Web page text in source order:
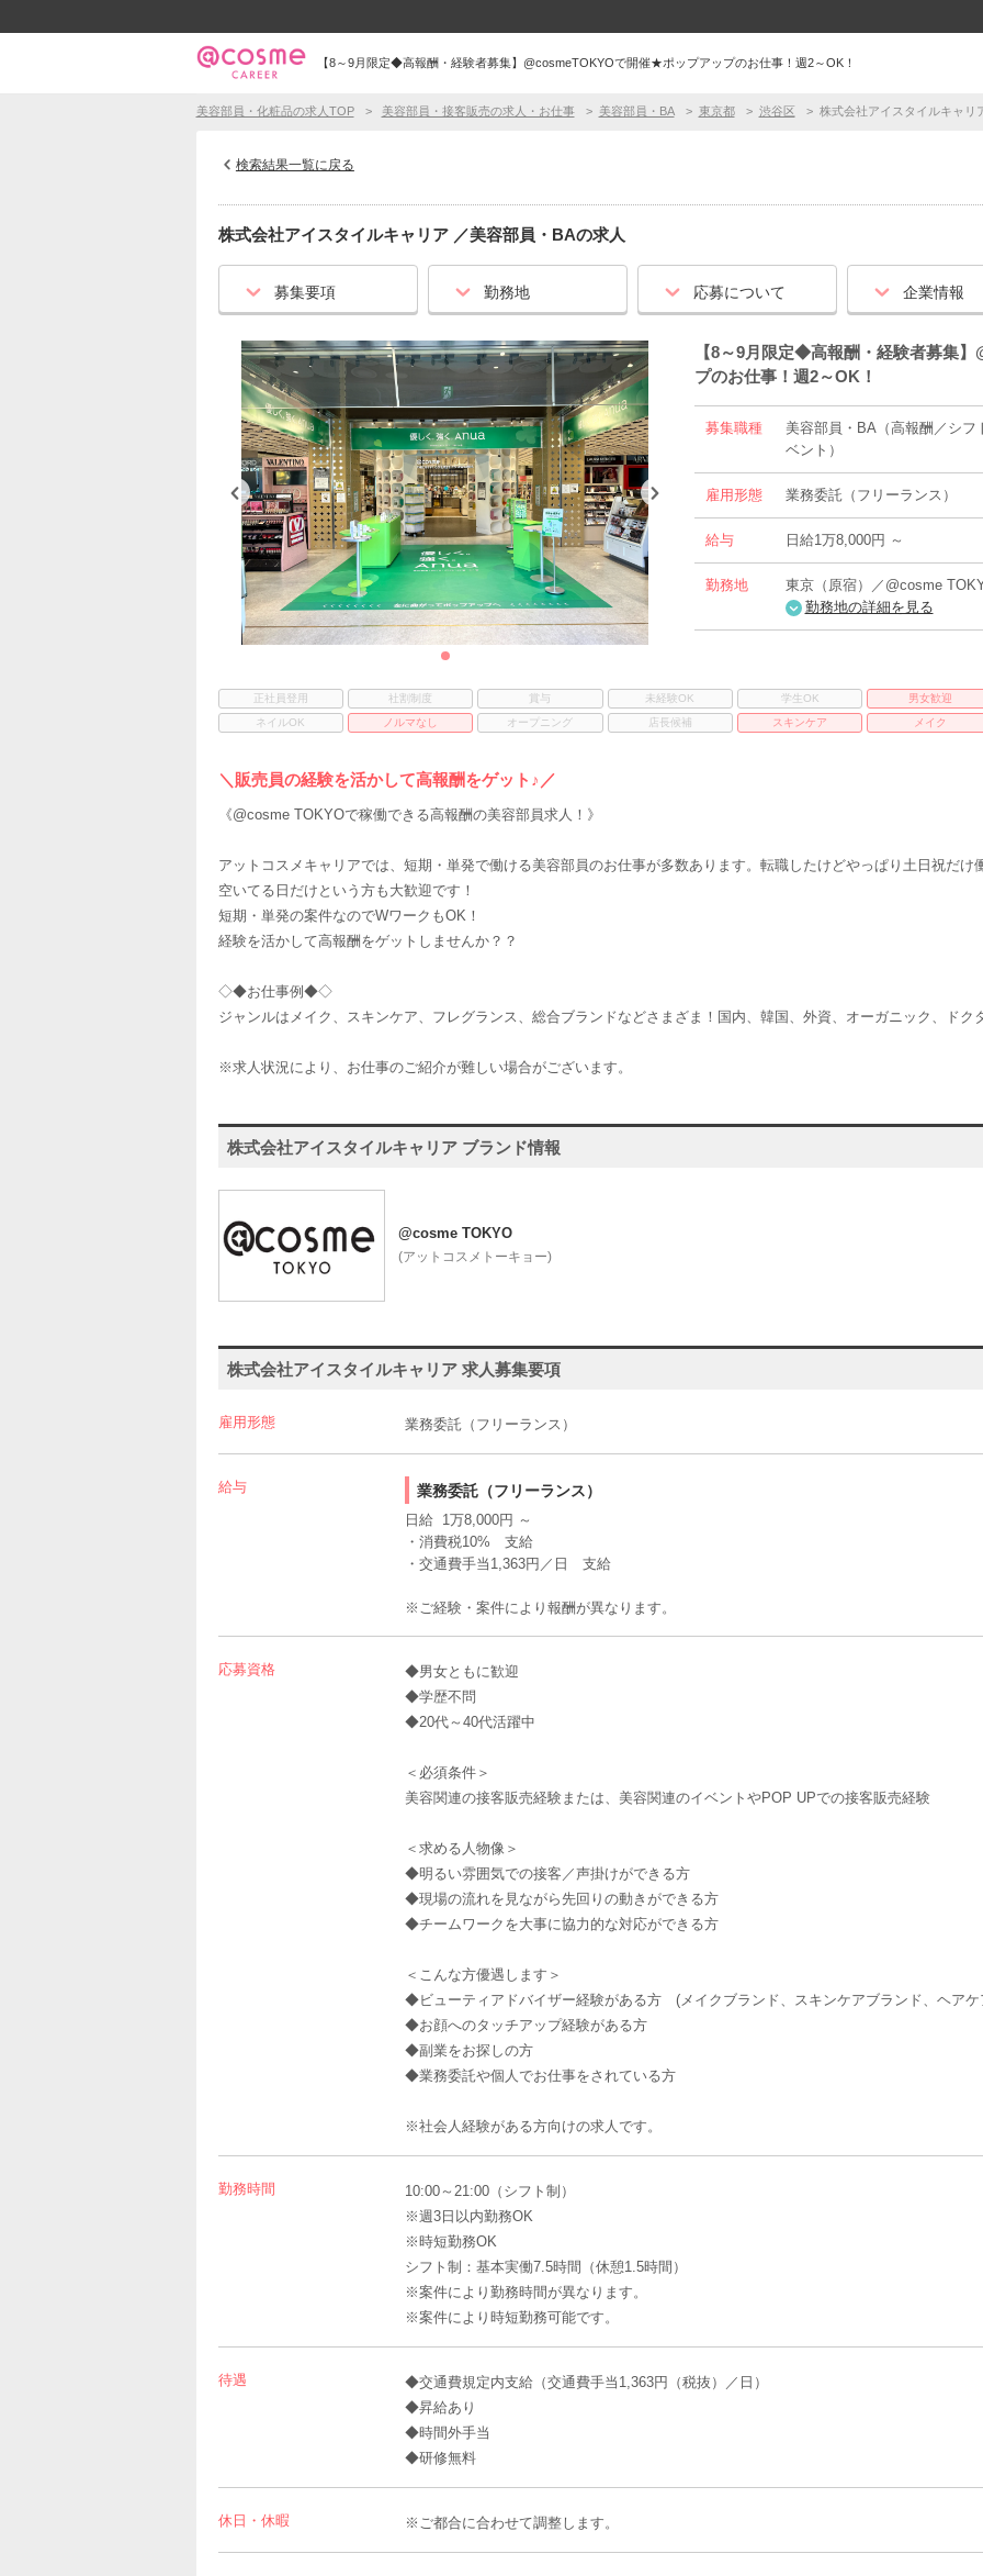
【8～9月限定◆高報酬・経験者募集】@cosmeTOKYOで開催★ポップアップのお仕事！週2～OK！
美容部員・化粧品の求人TOP 美容部員・接客販売の求人・お仕事 美容部員・BA 東京都 渋谷区 株式会社アイスタイルキャリ
検索結果一覧に戻る
株式会社アイスタイルキャリア ／美容部員・BAの求人
募集要項 勤務地 応募について 企業情報
【8～9月限定◆高報酬・経験者募集
プのお仕事！週2～OK！
募集職種
美容部員・BA（高報酬／シ
ベント）
雇用形態 業務委託（フリーランス）
給与 日給1万8,000円 ～
勤務地
東京（原宿）／@cosme
勤務地の詳細を見る
正社員登用 社割制度 賞与 未経験OK 学生OK
男女歓迎
ネイルOK
ノルマなし オープニング 店長候補 スキンケア メイク
＼販売員の経験を活かして高報酬をゲット♪／
《@cosme TOKYOで稼働できる高報酬の美容部員求人！》
アットコスメキャリアでは、短期・単発で働ける美容部員のお仕事が多数あります。転職したけどやっぱり土日祝だけ
空いてる日だけという方も大歓迎です！
短期・単発の案件なのでWワークもOK！
経験を活かして高報酬をゲットしませんか？？
◇◆お仕事例◆◇
ジャンルはメイク、スキンケア、フレグランス、総合ブランドなどさまざま！国内、韓国、外資、オーガニック、ドク
※求人状況により、お仕事のご紹介が難しい場合がございます。
株式会社アイスタイルキャリア ブランド情報
@cosme TOKYO
(アットコスメトーキョー)
株式会社アイスタイルキャリア 求人募集要項
雇用形態 業務委託（フリーランス）
給与 業務委託（フリーランス）
日給 1万8,000円 ～
・消費税10% 支給
・交通費手当1,363円／日 支給
※ご経験・案件により報酬が異なります。
応募資格
◆男女ともに歓迎
◆学歴不問
◆20代～40代活躍中
＜必須条件＞
美容関連の接客販売経験または、美容関連のイベントやPOP UPでの接客販売経験
＜求める人物像＞
◆明るい雰囲気での接客／声掛けができる方
◆現場の流れを見ながら先回りの動きができる方
◆チームワークを大事に協力的な対応ができる方
＜こんな方優遇します＞
◆ビューティアドバイザー経験がある方 (メイクブランド、スキンケアブランド、ヘアケ
◆お顔へのタッチアップ経験がある方
◆副業をお探しの方
◆業務委託や個人でお仕事をされている方
※社会人経験がある方向けの求人です。
勤務時間
10:00～21:00（シフト制）
※週3日以内勤務OK
※時短勤務OK
シフト制：基本実働7.5時間（休憩1.5時間）
※案件により勤務時間が異なります。
※案件により時短勤務可能です。
待遇
◆交通費規定内支給（交通費手当1,363円（税抜）／日）
◆昇給あり
◆時間外手当
◆研修無料
休日・休暇 ※ご都合に合わせて調整します。